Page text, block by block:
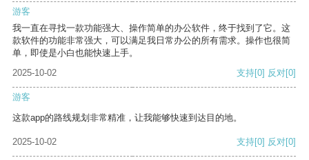
游客
我一直在寻找一款功能强大、操作简单的办公软件，终于找到了它。这
款软件的功能非常强大，可以满足我日常办公的所有需求。操作也很简
单，即使是小白也能快速上手。
2025-10-02
支持[0] 反对[0]
游客
这款app的路线规划非常精准，让我能够快速到达目的地。
2025-10-02 支持[0] 反对[0]